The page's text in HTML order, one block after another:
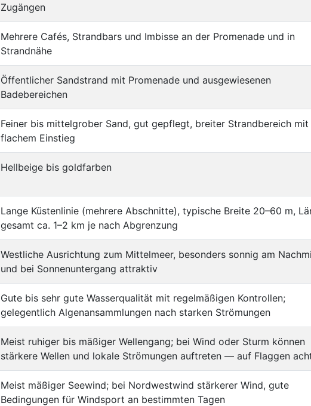
Zugängen
Mehrere Cafés, Strandbars und Imbisse an der Promenade und in
Strandnähe
Öffentlicher Sandstrand mit Promenade und ausgewiesenen
Badebereichen
Feiner bis mittelgrober Sand, gut gepflegt, breiter Strandbereich mit
flachem Einstieg
Hellbeige bis goldfarben
Lange Küstenlinie (mehrere Abschnitte), typische Breite 20–60 m,
gesamt ca. 1–2 km je nach Abgrenzung
Westliche Ausrichtung zum Mittelmeer, besonders sonnig am
und bei Sonnenuntergang attraktiv
Gute bis sehr gute Wasserqualität mit regelmäßigen Kontrollen;
gelegentlich Algenansammlungen nach starken Strömungen
Meist ruhiger bis mäßiger Wellengang; bei Wind oder Sturm können
stärkere Wellen und lokale Strömungen auftreten — auf Flaggen
Meist mäßiger Seewind; bei Nordwestwind stärkerer Wind, gute
Bedingungen für Windsport an bestimmten Tagen